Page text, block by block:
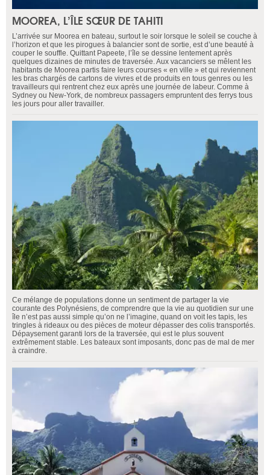
MOOREA, L’ÎLE SŒUR DE TAHITI
L’arrivée sur Moorea en bateau, surtout le soir lorsque le soleil se couche à
l’horizon et que les pirogues à balancier sont de sortie, est d’une beauté à
couper le souffle. Quittant Papeete, l’île se dessine lentement après
quelques dizaines de minutes de traversée. Aux vacanciers se mêlent les
habitants de Moorea partis faire leurs courses « en ville » et qui reviennent
les bras chargés de cartons de vivres et de produits en tous genres ou les
travailleurs qui rentrent chez eux après une journée de labeur. Comme à
Sydney ou New-York, de nombreux passagers empruntent des ferrys tous
les jours pour aller travailler.
Ce mélange de populations donne un sentiment de partager la vie
courante des Polynésiens, de comprendre que la vie au quotidien sur une
île n’est pas aussi simple qu’on ne l’imagine, quand on voit les tapis, les
tringles à rideaux ou des pièces de moteur dépasser des colis transportés.
Dépaysement garanti lors de la traversée, qui est le plus souvent
extrêmement stable. Les bateaux sont imposants, donc pas de mal de mer
à craindre.